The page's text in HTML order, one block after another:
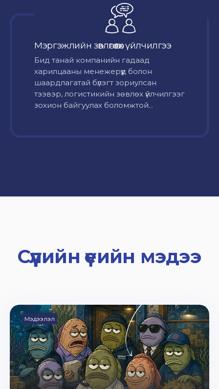
Мэргэжлийн зөвлөгөө өгөх үйлчилгээ
Бид танай компанийн гадаад
харилцааны менежерүүд болон
шаардлагатай бүлэгт зориулсан
тээвэр, логистикийн зөвлөх үйлчилгээг
зохион байгуулах боломжтой...
Сүүлийн үеийн мэдээ
Мэдээлэл